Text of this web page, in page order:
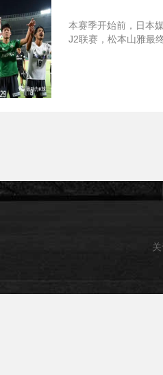
本赛季开始前，日本
J2联赛，松本山雅最